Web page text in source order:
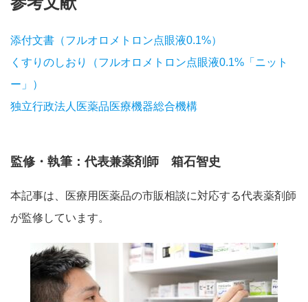
添付文書（フルオロメトロン点眼液0.1%）
くすりのしおり（フルオロメトロン点眼液0.1%「ニット
ー」）
独立行政法人医薬品医療機器総合機構
監修・執筆：代表兼薬剤師 箱石智史
本記事は、医療用医薬品の市販相談に対応する代表薬剤師
が監修しています。